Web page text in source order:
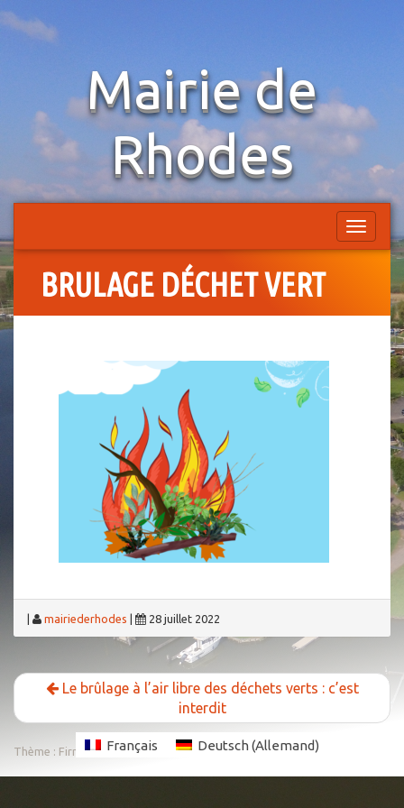
Mairie de
Rhodes
Afficher/
la
BRULAGE DÉCHET VERT
mairiederhodes 28 juillet 2022
Le brûlage à l’air libre des déchets verts : c’est
interdit
Thème : FirmaSiteFrançais Deutsch(Allemand)